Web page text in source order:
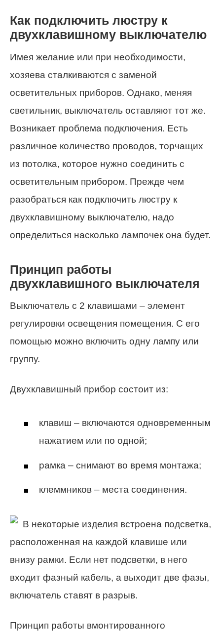
Как подключить люстру к
двухклавишному выключателю
Имея желание или при необходимости,
хозяева сталкиваются с заменой
осветительных приборов. Однако, меняя
светильник, выключатель оставляют тот же.
Возникает проблема подключения. Есть
различное количество проводов, торчащих
из потолка, которое нужно соединить с
осветительным прибором. Прежде чем
разобраться как подключить люстру к
двухклавишному выключателю, надо
определиться насколько лампочек она будет.
Принцип работы
двухклавишного выключателя
Выключатель с 2 клавишами – элемент
регулировки освещения помещения. С его
помощью можно включить одну лампу или
группу.
Двухклавишный прибор состоит из:
клавиш – включаются одновременным
нажатием или по одной;
рамка – снимают во время монтажа;
клеммников – места соединения.
В некоторые изделия встроена подсветка,
расположенная на каждой клавише или
внизу рамки. Если нет подсветки, в него
входит фазный кабель, а выходит две фазы,
включатель ставят в разрыв.
Принцип работы вмонтированного